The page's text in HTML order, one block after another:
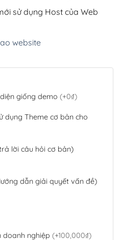
sử dụng Host của Web
website
giống demo (+0₫)
dụng Theme cơ bản cho
lời câu hỏi cơ bản)
dẫn giải quyết vấn đề)
nghiệp (+100,000₫)